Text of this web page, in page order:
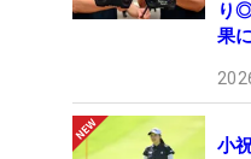
り
果
小